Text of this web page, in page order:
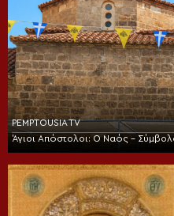
PEMPTOUSIA TV
Άγιοι Απόστολοι: Ο Ναός –